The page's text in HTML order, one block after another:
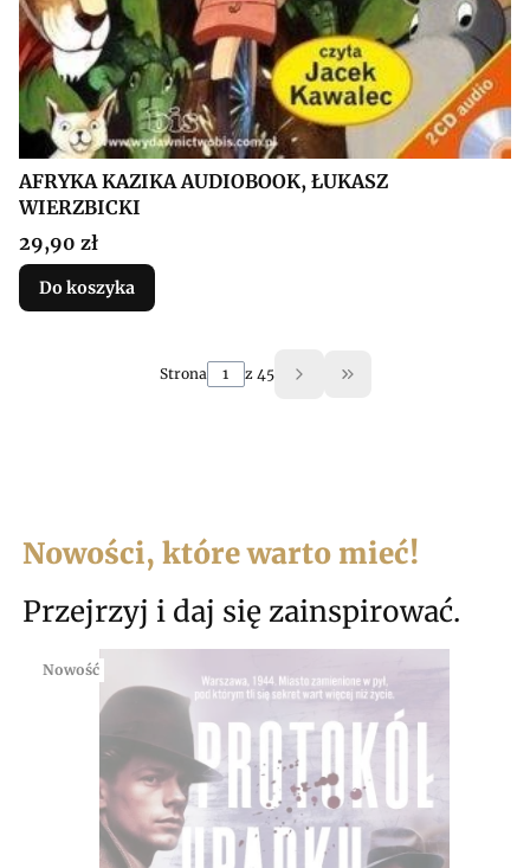
AFRYKA KAZIKA AUDIOBOOK, ŁUKASZ
WIERZBICKI
Cena
29,90 zł
Do koszyka
Strona z 45 Przejdź do ostatniej
Nowości, które warto mieć!
Przejrzyj i daj się zainspirować.
Nowość